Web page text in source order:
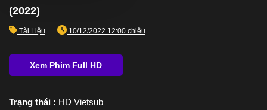
(2022)
Tài Liệu 10/12/2022 12:00 chiều
Trạng thái : HD Vietsub